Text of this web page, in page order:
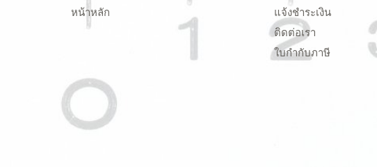
หน้าหลัก
แจ้งชำระเงิน
ติดต่อเรา
ใบกำกับภาษี